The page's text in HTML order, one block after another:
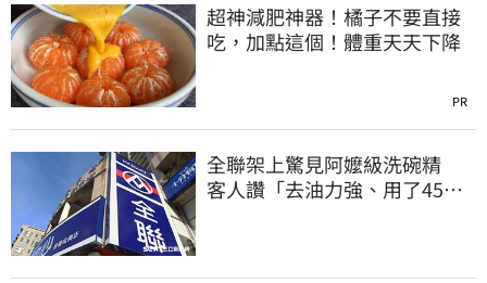
超神減肥神器！橘子不要直接
吃，加點這個！體重天天下降
PR
全聯架上驚見阿嬤級洗碗精
客人讚「去油力強、用了45